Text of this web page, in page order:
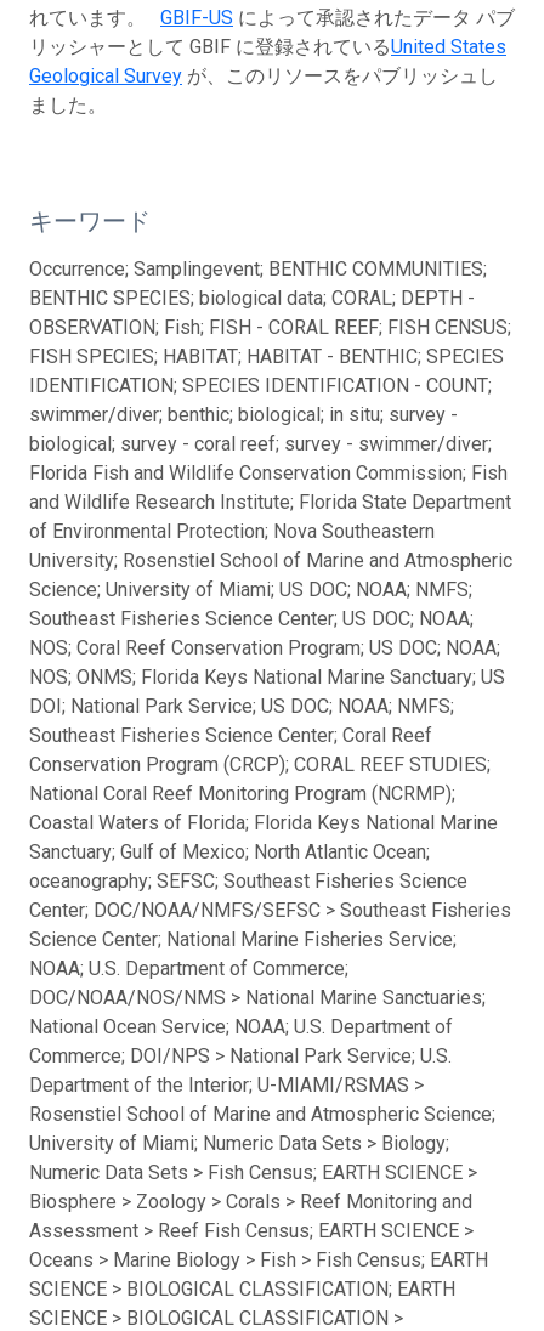
れています。 GBIF-US によって承認されたデータ パブ
リッシャーとして GBIF に登録されているUnited States
Geological Survey が、このリソースをパブリッシュし
ました。
キーワード
Occurrence; Samplingevent; BENTHIC COMMUNITIES;
BENTHIC SPECIES; biological data; CORAL; DEPTH -
OBSERVATION; Fish; FISH - CORAL REEF; FISH CENSUS;
FISH SPECIES; HABITAT; HABITAT - BENTHIC; SPECIES
IDENTIFICATION; SPECIES IDENTIFICATION - COUNT;
swimmer/diver; benthic; biological; in situ; survey -
biological; survey - coral reef; survey - swimmer/diver;
Florida Fish and Wildlife Conservation Commission; Fish
and Wildlife Research Institute; Florida State Department
of Environmental Protection; Nova Southeastern
University; Rosenstiel School of Marine and Atmospheric
Science; University of Miami; US DOC; NOAA; NMFS;
Southeast Fisheries Science Center; US DOC; NOAA;
NOS; Coral Reef Conservation Program; US DOC; NOAA;
NOS; ONMS; Florida Keys National Marine Sanctuary; US
DOI; National Park Service; US DOC; NOAA; NMFS;
Southeast Fisheries Science Center; Coral Reef
Conservation Program (CRCP); CORAL REEF STUDIES;
National Coral Reef Monitoring Program (NCRMP);
Coastal Waters of Florida; Florida Keys National Marine
Sanctuary; Gulf of Mexico; North Atlantic Ocean;
oceanography; SEFSC; Southeast Fisheries Science
Center; DOC/NOAA/NMFS/SEFSC > Southeast Fisheries
Science Center; National Marine Fisheries Service;
NOAA; U.S. Department of Commerce;
DOC/NOAA/NOS/NMS > National Marine Sanctuaries;
National Ocean Service; NOAA; U.S. Department of
Commerce; DOI/NPS > National Park Service; U.S.
Department of the Interior; U-MIAMI/RSMAS >
Rosenstiel School of Marine and Atmospheric Science;
University of Miami; Numeric Data Sets > Biology;
Numeric Data Sets > Fish Census; EARTH SCIENCE >
Biosphere > Zoology > Corals > Reef Monitoring and
Assessment > Reef Fish Census; EARTH SCIENCE >
Oceans > Marine Biology > Fish > Fish Census; EARTH
SCIENCE > BIOLOGICAL CLASSIFICATION; EARTH
SCIENCE > BIOLOGICAL CLASSIFICATION >